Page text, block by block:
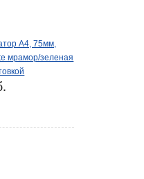
А4, 75мм,
мрамор/зеленая